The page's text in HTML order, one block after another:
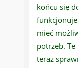
końcu się
mieć
potrzeb.
teraz